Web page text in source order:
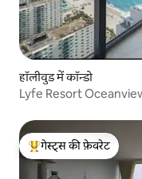
हॉलीवुड में कॉन्डो
Lyfe Resort
गेस्ट्स का टॉप फ़ेवरेट
गेस्ट्स की फ़ेवरेट